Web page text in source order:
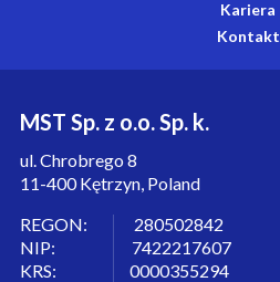
Kariera
Kontakt
MST Sp. z o.o. Sp. k.
ul. Chrobrego 8
11-400 Kętrzyn, Poland
REGON: 280502842
NIP: 7422217607
KRS: 0000355294